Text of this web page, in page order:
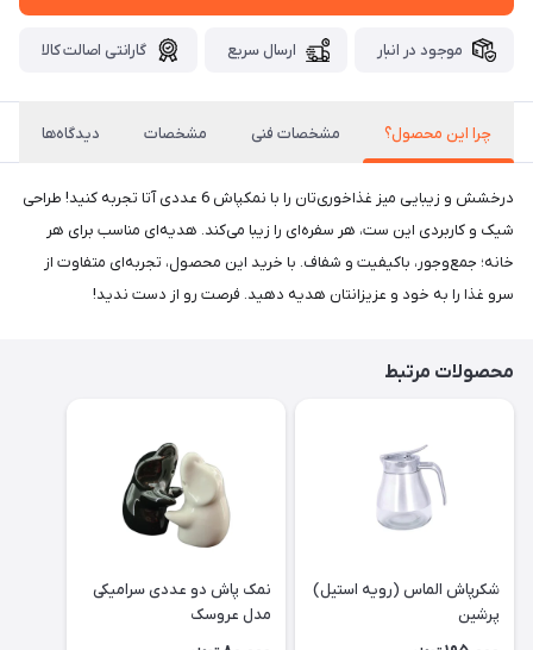
موجود در انبار ارسال سریع گارانتی اصالت کالا
چرا این محصول؟ مشخصات فنی مشخصات دیدگاه‌ها
درخشش و زیبایی میز غذاخوری‌تان را با نمکپاش 6 عددی آتا تجربه کنید! طراحی
شیک و کاربردی این ست، هر سفره‌ای را زیبا می‌کند. هدیه‌ای مناسب برای هر
خانه؛ جمع‌وجور، باکیفیت و شفاف. با خرید این محصول، تجربه‌ای متفاوت از
سرو غذا را به خود و عزیزانتان هدیه دهید. فرصت رو از دست ندید!
محصولات مرتبط
شکرپاش الماس (رویه استیل)
پرشین
نمک پاش دو عددی سرامیکی
مدل عروسک